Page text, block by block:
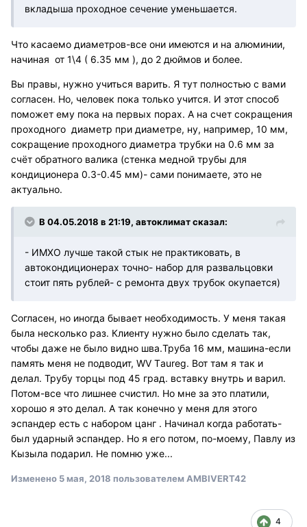
вкладыша проходное сечение уменьшается.
Что касаемо диаметров-все они имеются и на алюминии,
начиная от 1\4 ( 6.35 мм ), до 2 дюймов и более.
Вы правы, нужно учиться варить. Я тут полностью с вами
согласен. Но, человек пока только учится. И этот способ
поможет ему пока на первых порах. А на счет сокращения
проходного диаметр при диаметре, ну, например, 10 мм,
сокращение проходного диаметра трубки на 0.6 мм за
счёт обратного валика (стенка медной трубы для
кондиционера 0.3-0.45 мм)- сами понимаете, это не
актуально.
В 04.05.2018 в 21:19, автоклимат сказал:
- ИМХО лучше такой стык не практиковать, в
автокондиционерах точно- набор для развальцовки
стоит пять рублей- с ремонта двух трубок окупается)
Согласен, но иногда бывает необходимость. У меня такая
была несколько раз. Клиенту нужно было сделать так,
чтобы даже не было видно шва.Труба 16 мм, машина-если
память меня не подводит, WV Тaureg. Вот там я так и
делал. Трубу торцы под 45 град. вставку внутрь и варил.
Потом-все что лишнее счистил. Но мне за это платили,
хорошо я это делал. А так конечно у меня для этого
эспандер есть с набором цанг . Начинал когда работать-
был ударный эспандер. Но я его потом, по-моему, Павлу из
Кызыла подарил. Не помню уже...
Изменено 5 мая, 2018 пользователем AMBIVERT42
4